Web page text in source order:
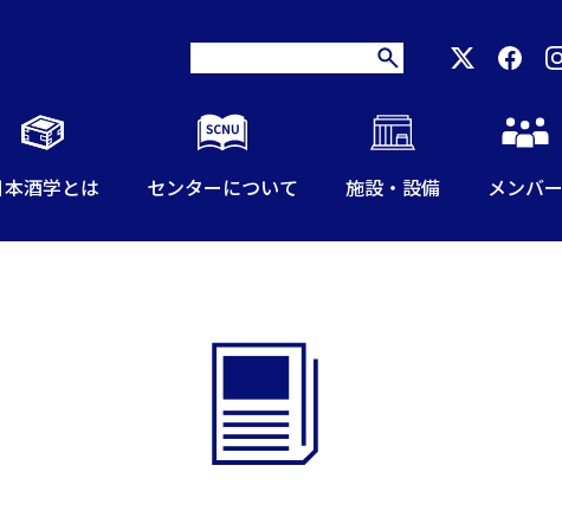
酒学とは センターについて 施設・設備 メンバー